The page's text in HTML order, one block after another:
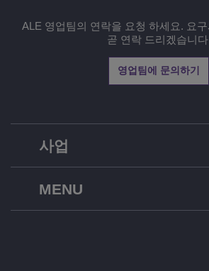
사업
ALE 영업팀의 연락을 요청 하세요. 요
곧 연락 드리겠습니
영업팀에 문의하기
MENU